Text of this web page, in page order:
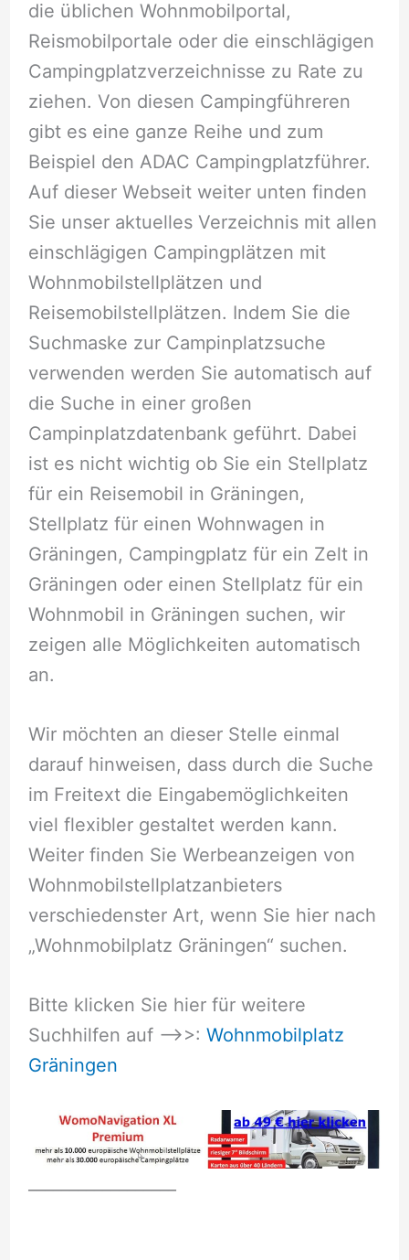
die üblichen Wohnmobilportal,
Reismobilportale oder die einschlägigen
Campingplatzverzeichnisse zu Rate zu
ziehen. Von diesen Campingführeren
gibt es eine ganze Reihe und zum
Beispiel den ADAC Campingplatzführer.
Auf dieser Webseit weiter unten finden
Sie unser aktuelles Verzeichnis mit allen
einschlägigen Campingplätzen mit
Wohnmobilstellplätzen und
Reisemobilstellplätzen. Indem Sie die
Suchmaske zur Campinplatzsuche
verwenden werden Sie automatisch auf
die Suche in einer großen
Campinplatzdatenbank geführt. Dabei
ist es nicht wichtig ob Sie ein Stellplatz
für ein Reisemobil in Gräningen,
Stellplatz für einen Wohnwagen in
Gräningen, Campingplatz für ein Zelt in
Gräningen oder einen Stellplatz für ein
Wohnmobil in Gräningen suchen, wir
zeigen alle Möglichkeiten automatisch
an.
Wir möchten an dieser Stelle einmal
darauf hinweisen, dass durch die Suche
im Freitext die Eingabemöglichkeiten
viel flexibler gestaltet werden kann.
Weiter finden Sie Werbeanzeigen von
Wohnmobilstellplatzanbieters
verschiedenster Art, wenn Sie hier nach
„Wohnmobilplatz Gräningen“ suchen.
Bitte klicken Sie hier für weitere
Suchhilfen auf –>>: Wohnmobilplatz
Gräningen